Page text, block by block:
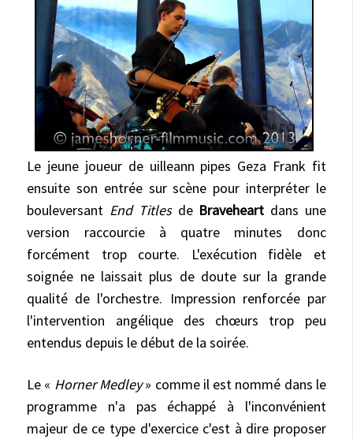
Le jeune joueur de uilleann pipes Geza Frank fit
ensuite son entrée sur scène pour interpréter le
bouleversant End Titlesde Braveheart dans une
version raccourcie à quatre minutes donc
forcément trop courte. L'exécution fidèle et
soignée ne laissait plus de doute sur la grande
qualité de l'orchestre. Impression renforcée par
l'intervention angélique des chœurs trop peu
entendus depuis le début de la soirée.
Le « Horner Medley» comme il est nommé dans le
programme n'a pas échappé à l'inconvénient
majeur de ce type d'exercice c'est à dire proposer